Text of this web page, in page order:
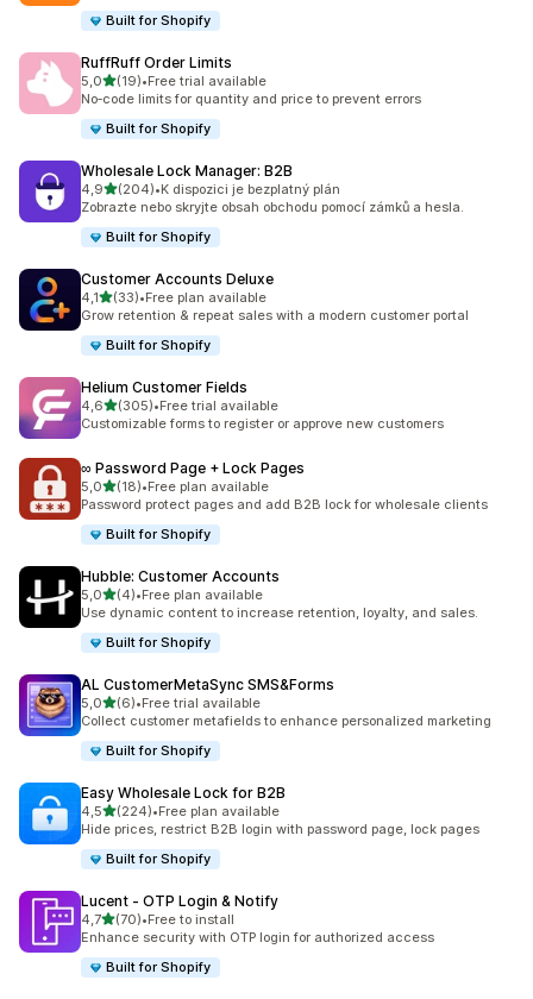
Built for Shopify
RuffRuff Order Limits
5,0z 5 hvězd
(19)
Celkový počet recenzí: 19
•Free trial available
No‑code limits for quantity and price to prevent errors
Built for Shopify
Wholesale Lock Manager: B2B
4,9z 5 hvězd
(204)
Celkový počet recenzí: 204
•K dispozici je bezplatný plán
Zobrazte nebo skryjte obsah obchodu pomocí zámků a hesla.
Built for Shopify
Customer Accounts Deluxe
4,1z 5 hvězd
(33)
Celkový počet recenzí: 33
•Free plan available
Grow retention & repeat sales with a modern customer portal
Built for Shopify
Helium Customer Fields
4,6z 5 hvězd
(305)
Celkový počet recenzí: 305
•Free trial available
Customizable forms to register or approve new customers
∞ Password Page + Lock Pages
5,0z 5 hvězd
(18)
Celkový počet recenzí: 18
•Free plan available
Password protect pages and add B2B lock for wholesale clients
Built for Shopify
Hubble: Customer Accounts
5,0z 5 hvězd
(4)
Celkový počet recenzí: 4
•Free plan available
Use dynamic content to increase retention, loyalty, and sales.
Built for Shopify
AL CustomerMetaSync SMS&Forms
5,0z 5 hvězd
(6)
Celkový počet recenzí: 6
•Free trial available
Collect customer metafields to enhance personalized marketing
Built for Shopify
Easy Wholesale Lock for B2B
4,5z 5 hvězd
(224)
Celkový počet recenzí: 224
•Free plan available
Hide prices, restrict B2B login with password page, lock pages
Built for Shopify
Lucent ‑ OTP Login & Notify
4,7z 5 hvězd
(70)
Celkový počet recenzí: 70
•Free to install
Enhance security with OTP login for authorized access
Built for Shopify